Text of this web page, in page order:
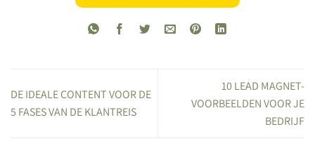
DE IDEALE CONTENT VOOR DE
5 FASES VAN DE KLANTREIS
10 LEAD MAGNET-
VOORBEELDEN VOOR JE
BEDRIJF